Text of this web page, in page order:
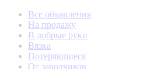
Все объявления
На продажу
В добрые руки
Вязка
Потерявшиеся
От заводчиков